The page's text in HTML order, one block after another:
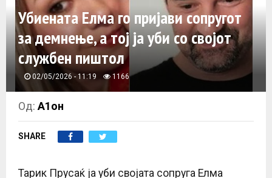
A
R
Y
M
E
N
Убиената Елма го пријави сопругот
за демнење, а тој ја уби со својот
службен пиштол
02/05/2026 - 11:19 1166
Од:А1он
SHARE
Тарик Прусаќ ја уби својата сопруга Елма